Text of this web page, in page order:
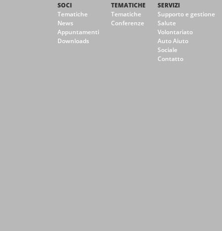
SOCI
Tematiche
News
Appuntamenti
Downloads
TEMATICHE
Tematiche
Conferenze
SERVIZI
Supporto e gestione
Salute
Volontariato
Auto Aiuto
Sociale
Contatto